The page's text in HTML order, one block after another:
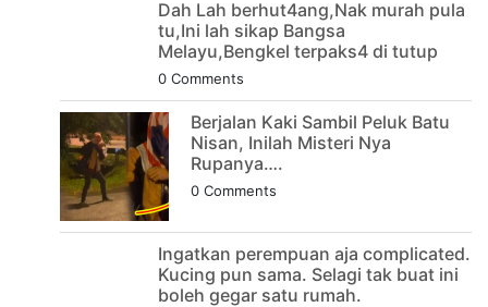
Dah Lah berhut4ang,Nak murah pula
tu,Ini lah sikap Bangsa
Melayu,Bengkel terpaks4 di tutup
0 Comments
Berjalan Kaki Sambil Peluk Batu
Nisan, Inilah Misteri Nya
Rupanya….
0 Comments
Ingatkan perempuan aja complicated.
Kucing pun sama. Selagi tak buat ini
boleh gegar satu rumah.